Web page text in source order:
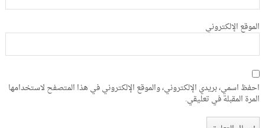
الموقع الإلكتروني
احفظ اسمي، بريدي الإلكتروني، والموقع الإلكتروني في هذا المتصفح لاستخدامها
المرة المقبلة في تعليقي.